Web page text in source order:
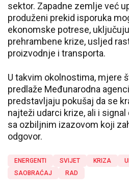
sektor. Zapadne zemlje već
produženi prekid isporuka
ekonomske potrese,
prehrambene krize, usljed
proizvodnje i transporta.
U takvim okolnostima, mjere
predlaže Međunarodna
predstavljaju pokušaj da se
najteži udarci krize, ali i
sa ozbiljnim izazovom koji
odgovor.
ENERGENTI SVIJET KRIZA
SAOBRAĆAJ
RAD